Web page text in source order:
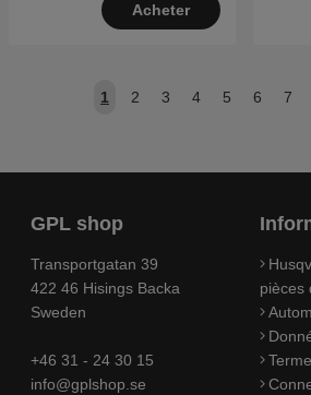
Acheter
1 2 3 4 5 6 7
GPL shop
Transportgatan 39
422 46 Hisings Backa
Sweden
+46 31 - 24 30 15
info@gplshop.se
pièces